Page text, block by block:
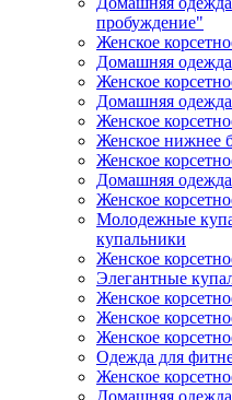
пробуждение"
Женское
Домашняя
Женское
Домашняя
Женское
Женское нижнее
Женское
Домашняя
Женское
Молодежные
купальники
Женское
Элегантные
Женское
Женское
Женское
Одежда для
Женское
Домашняя